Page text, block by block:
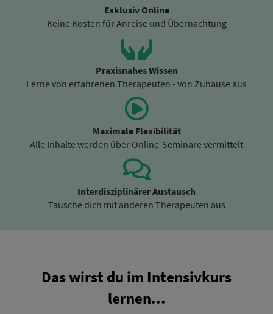
Exklusiv Online
Keine Kosten für Anreise und Übernachtung
Praxisnahes Wissen
Lerne von erfahrenen Therapeuten - von Zuhause aus
Maximale Flexibilität
Alle Inhalte werden über Online-Seminare vermittelt
Interdisziplinärer Austausch
Tausche dich mit anderen Therapeuten aus
Das wirst du im Intensivkurs
lernen...